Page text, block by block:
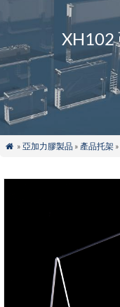
XH102
 » 亞加力膠製品» 產品托架»